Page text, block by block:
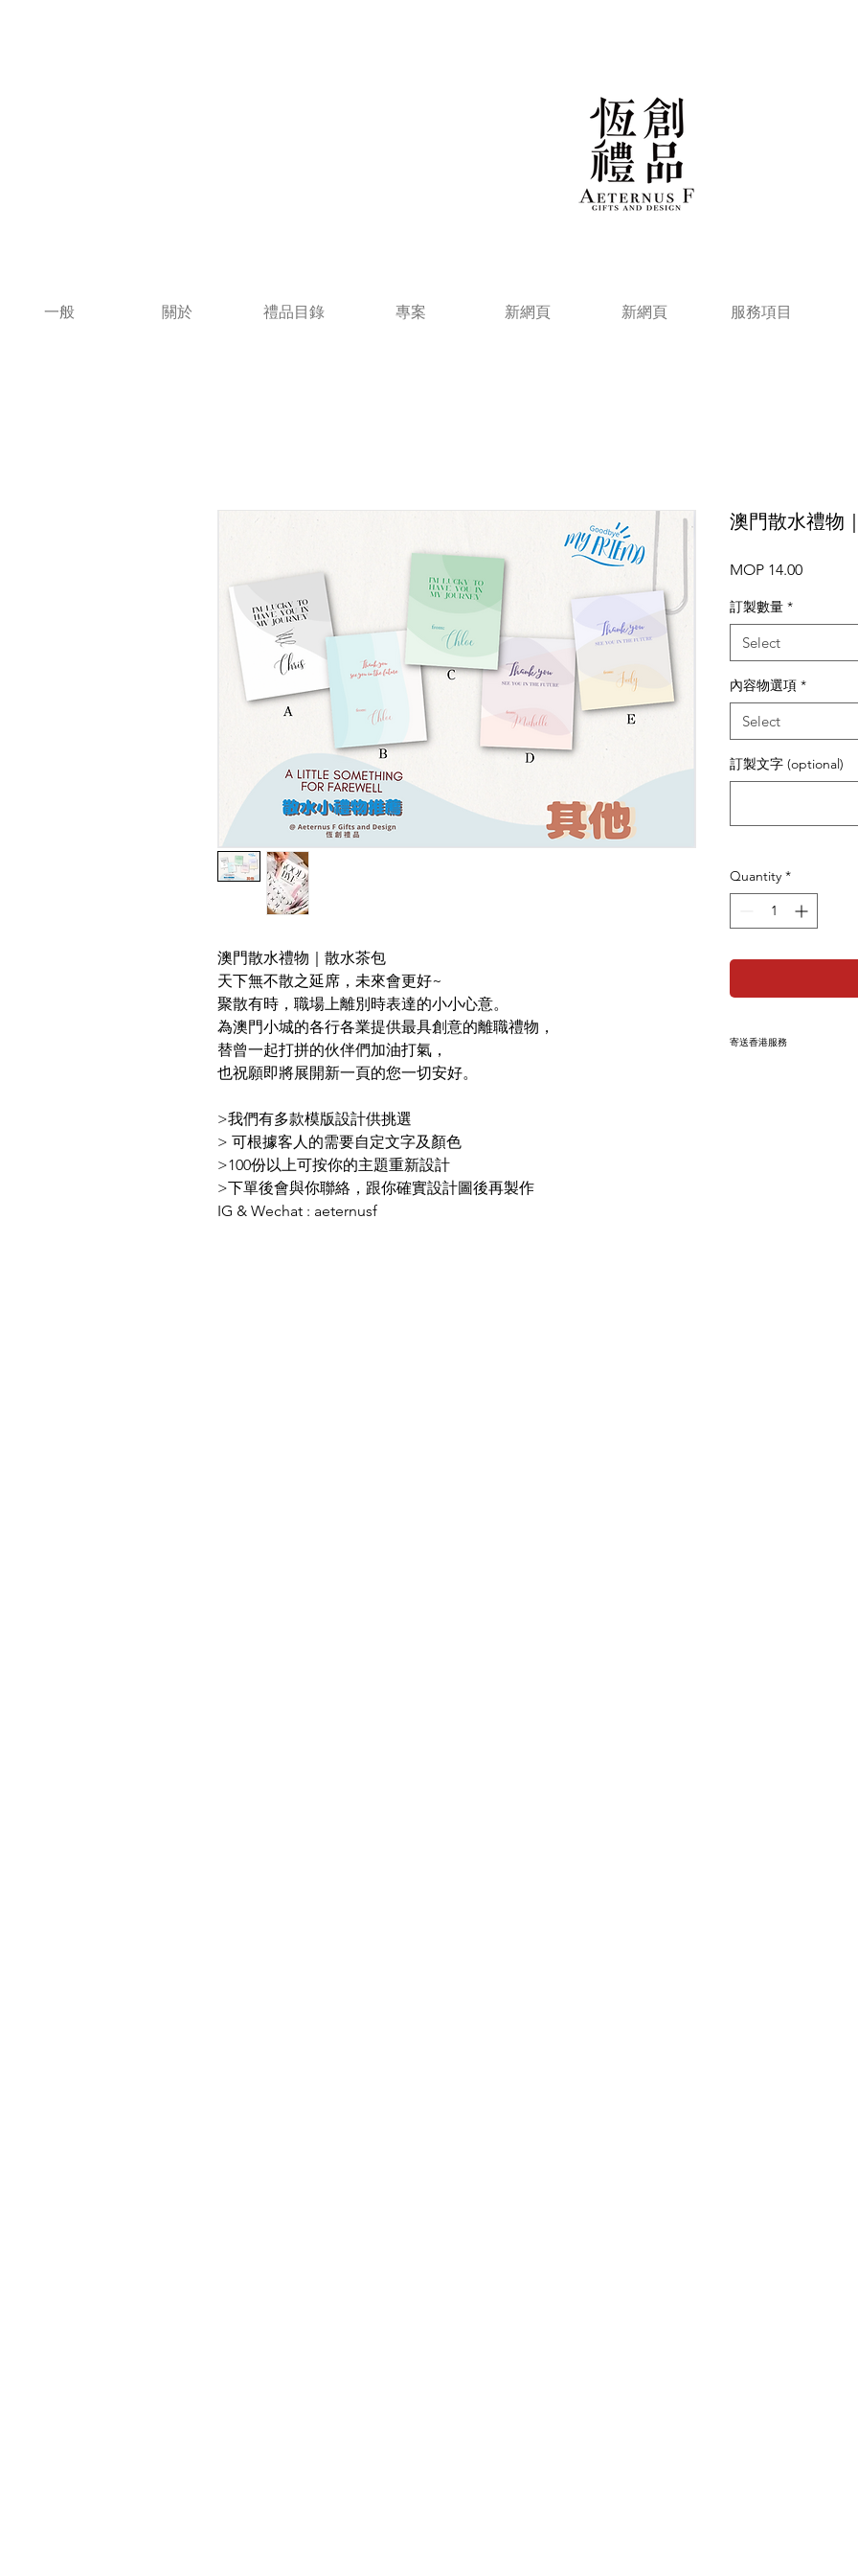
一般 關於 禮品目錄 專案 新網頁 新網頁 服務項目
澳門散水禮物｜散水茶包
天下無不散之延席，未來會更好~
聚散有時，職場上離別時表達的小小心意。
為澳門小城的各行各業提供最具創意的離職禮物，
替曾一起打拼的伙伴們加油打氣，
也祝願即將展開新一頁的您一切安好。
>我們有多款模版設計供挑選
> 可根據客人的需要自定文字及顏色
>100份以上可按你的主題重新設計
>下單後會與你聯絡，跟你確實設計圖後再製作
IG & Wechat : aeternusf
澳門散水禮物
MOP 14.00Price
訂製數量 *
Select
內容物選項 *
Select
訂製文字 (optional)
Quantity *
寄送香港服務